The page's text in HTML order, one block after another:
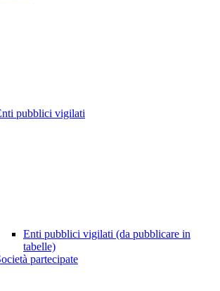
pubblici vigilati
Enti pubblici vigilati (da pubblicare in
tabelle)
partecipate